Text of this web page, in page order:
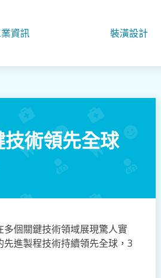
資訊 裝潢設計
術領先全球
個關鍵技術領域展現驚人實
進製程技術持續領先全球，3